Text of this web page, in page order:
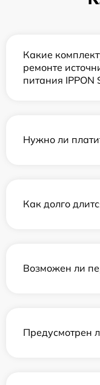
Какие
ремонте
питания IPPON
Нужно ли
Как долго
Возможен ли
Предусмотрен